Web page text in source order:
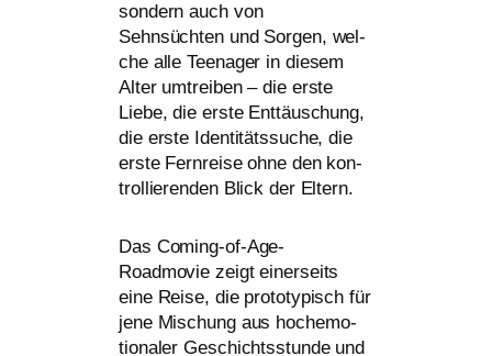
son­dern auch von
Sehnsüchten und Sorgen, wel­
che alle Teenager in die­sem
Alter umtrei­ben – die ers­te
Liebe, die ers­te Enttäuschung,
die ers­te Identitätssuche, die
ers­te Fernreise ohne den kon­
trol­lie­ren­den Blick der Eltern.
Das Coming-of-Age-
Roadmovie zeigt einer­seits
eine Reise, die pro­to­ty­pisch für
jene Mischung aus hoch­emo­
tio­na­ler Geschichtsstunde und